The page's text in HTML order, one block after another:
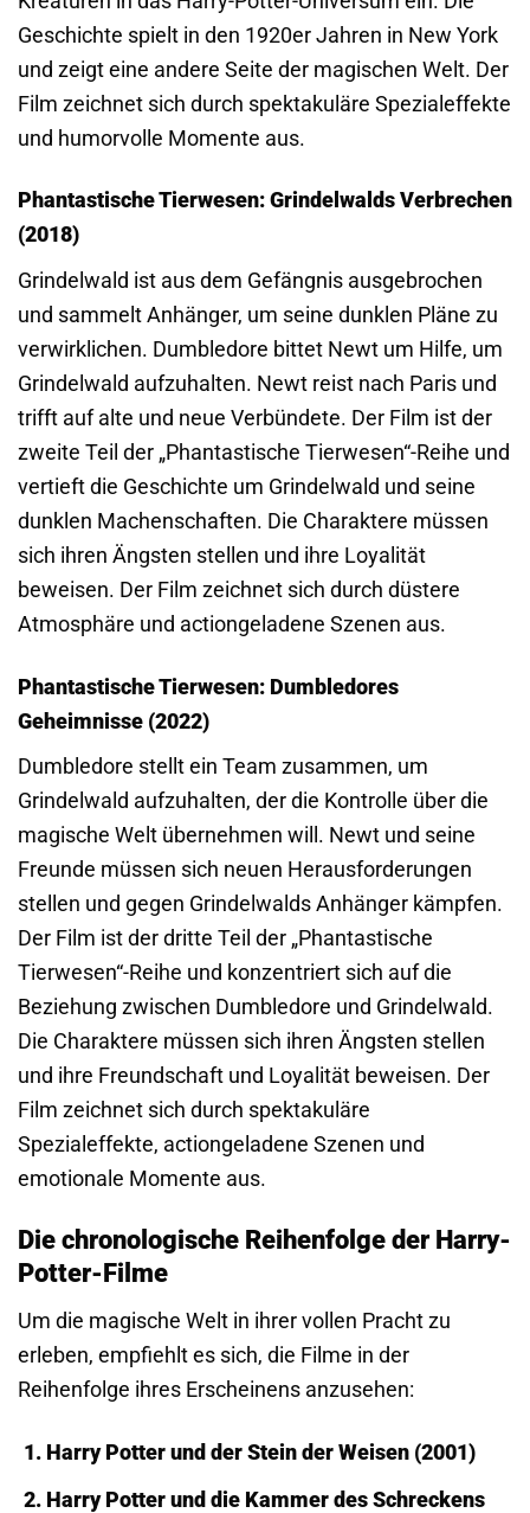
Geschichte spielt in den 1920er Jahren in New York
und zeigt eine andere Seite der magischen Welt. Der
Film zeichnet sich durch spektakuläre Spezialeffekte
und humorvolle Momente aus.
Phantastische Tierwesen: Grindelwalds Verbrechen
(2018)
Grindelwald ist aus dem Gefängnis ausgebrochen
und sammelt Anhänger, um seine dunklen Pläne zu
verwirklichen. Dumbledore bittet Newt um Hilfe, um
Grindelwald aufzuhalten. Newt reist nach Paris und
trifft auf alte und neue Verbündete. Der Film ist der
zweite Teil der „Phantastische Tierwesen“-Reihe und
vertieft die Geschichte um Grindelwald und seine
dunklen Machenschaften. Die Charaktere müssen
sich ihren Ängsten stellen und ihre Loyalität
beweisen. Der Film zeichnet sich durch düstere
Atmosphäre und actiongeladene Szenen aus.
Phantastische Tierwesen: Dumbledores
Geheimnisse (2022)
Dumbledore stellt ein Team zusammen, um
Grindelwald aufzuhalten, der die Kontrolle über die
magische Welt übernehmen will. Newt und seine
Freunde müssen sich neuen Herausforderungen
stellen und gegen Grindelwalds Anhänger kämpfen.
Der Film ist der dritte Teil der „Phantastische
Tierwesen“-Reihe und konzentriert sich auf die
Beziehung zwischen Dumbledore und Grindelwald.
Die Charaktere müssen sich ihren Ängsten stellen
und ihre Freundschaft und Loyalität beweisen. Der
Film zeichnet sich durch spektakuläre
Spezialeffekte, actiongeladene Szenen und
emotionale Momente aus.
Die chronologische Reihenfolge der Harry-
Potter-Filme
Um die magische Welt in ihrer vollen Pracht zu
erleben, empfiehlt es sich, die Filme in der
Reihenfolge ihres Erscheinens anzusehen:
Harry Potter und der Stein der Weisen (2001)
Harry Potter und die Kammer des Schreckens